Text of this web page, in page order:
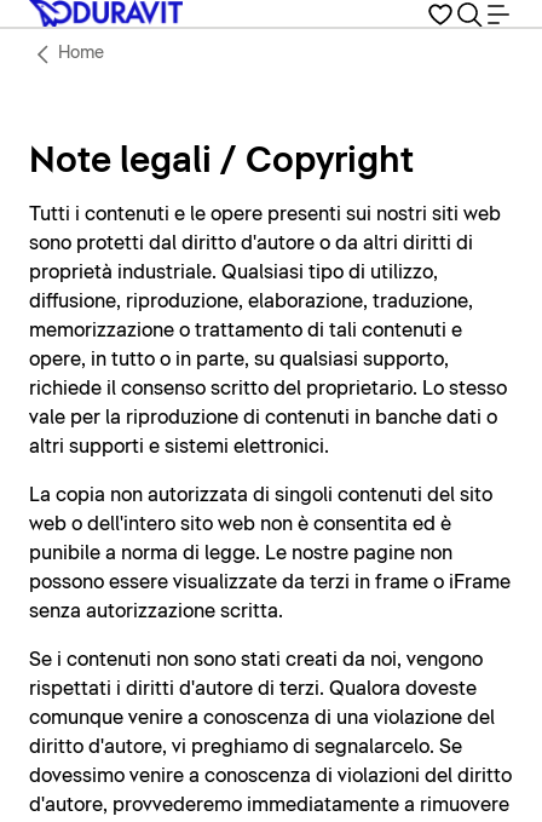
Home
Note legali / Copyright
Tutti i contenuti e le opere presenti sui nostri siti web
sono protetti dal diritto d'autore o da altri diritti di
proprietà industriale. Qualsiasi tipo di utilizzo,
diffusione, riproduzione, elaborazione, traduzione,
memorizzazione o trattamento di tali contenuti e
opere, in tutto o in parte, su qualsiasi supporto,
richiede il consenso scritto del proprietario. Lo stesso
vale per la riproduzione di contenuti in banche dati o
altri supporti e sistemi elettronici.
La copia non autorizzata di singoli contenuti del sito
web o dell'intero sito web non è consentita ed è
punibile a norma di legge. Le nostre pagine non
possono essere visualizzate da terzi in frame o iFrame
senza autorizzazione scritta.
Se i contenuti non sono stati creati da noi, vengono
rispettati i diritti d'autore di terzi. Qualora doveste
comunque venire a conoscenza di una violazione del
diritto d'autore, vi preghiamo di segnalarcelo. Se
dovessimo venire a conoscenza di violazioni del diritto
d'autore, provvederemo immediatamente a rimuovere